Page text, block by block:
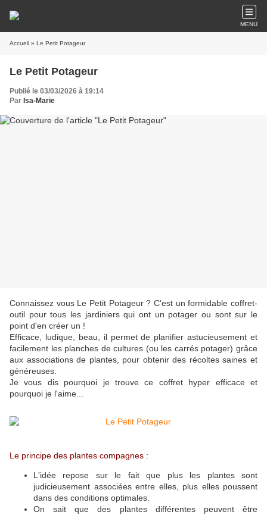
MENU
Accueil » Le Petit Potageur
Le Petit Potageur
Publié le 03/03/2026 à 19:14
Par Isa-Marie
Connaissez vous Le Petit Potageur ? C'est un formidable coffret-
outil pour tous les jardiniers qui ont un potager ou sont sur le
point d'en créer un !
Efficace, ludique, beau, il permet de planifier astucieusement et
facilement les planches de cultures (ou les carrés potager) grâce
aux associations de plantes, pour obtenir des récoltes saines et
généreuses.
Je vous dis pourquoi je trouve ce coffret hyper efficace et
pourquoi je l'aime...
Le principe des plantes compagnes :
L'idée repose sur le fait que plus les plantes sont
judicieusement associées entre elles, plus elles poussent
dans des conditions optimales.
On sait que des plantes différentes peuvent être